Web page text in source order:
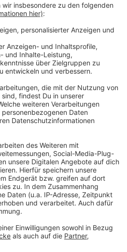
ein halbes Jahr dauern
Arbeiten für die Erweiterung
am Kö-Bogen. Dort werden
Flächen neu gestaltet. Das
halbes Jahr.
zum Thema:
Fuß- und Radverkehr auf der